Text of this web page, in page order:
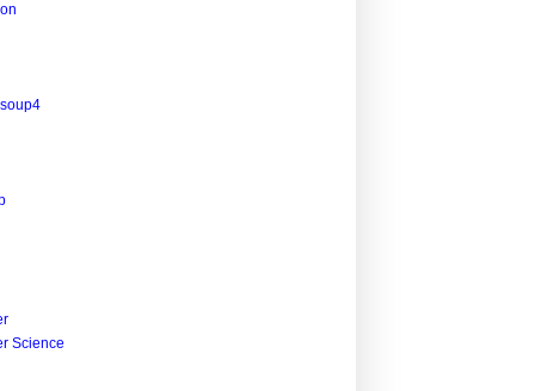
age=Just 15,
"elm2", age = Just 15, address = { country =
Science